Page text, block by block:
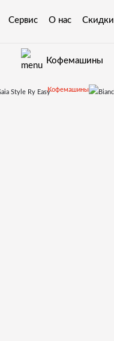
Сервис О нас Скидки
Кофемашины
Кофемашины